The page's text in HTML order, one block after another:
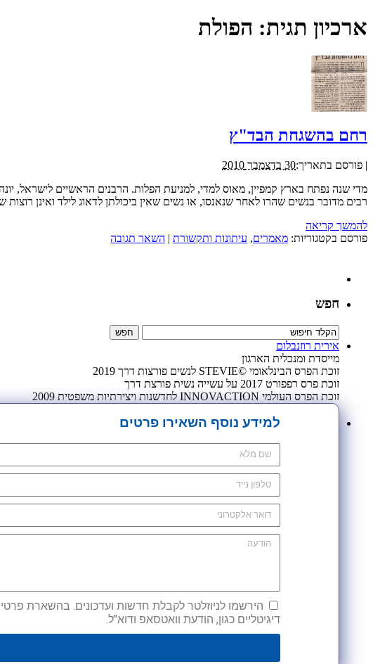
ארכיון תגית: הפולת
רחם בהשגחת הבד"ץ
| פורסם בתאריך:30 בדצמבר 2010
מדי שנה נפתח בארץ קמפיין, מאוס למדי, למניעת הפלות. הרבנים הראשיים לישראל,
רבים מדובר בנשים שהרו לאחר שנאנסו, או נשים שאין ביכולתן לדאוג לילד ואינן
להמשך קריאה
פורסם בקטגוריות: מאמרים, עיתונות ותקשורת | השאר תגובה
חפש
אירית רוזנבלום
מייסדת ומנכלית הארגון
זוכת הפרס הבינלאומי ©STEVIE לנשים פורצות דרך 2019
זוכת פרס רפפורט 2017 על עשייה נשית פורצת דרך
זוכת הפרס העולמי INNOVACTION לחדשנות ויצירתיות משפטית 2009
למידע נוסף השאירו פרטים
הירשמו לניוזלטר לקבלת חדשות ועדכונים. בהשארת
דיגיטליים כגון, הודעת וואטסאפ ודוא"ל.